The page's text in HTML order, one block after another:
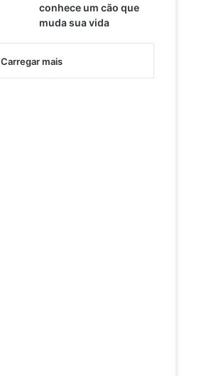
conhece um cão que
muda sua vida
Carregar mais